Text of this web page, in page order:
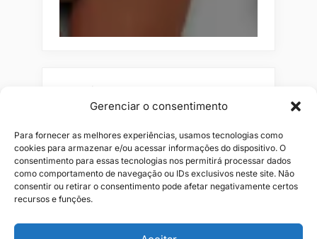
Gerenciar o consentimento
Para fornecer as melhores experiências, usamos tecnologias como
cookies para armazenar e/ou acessar informações do dispositivo. O
consentimento para essas tecnologias nos permitirá processar dados
como comportamento de navegação ou IDs exclusivos neste site. Não
consentir ou retirar o consentimento pode afetar negativamente certos
recursos e funções.
Pesquisar